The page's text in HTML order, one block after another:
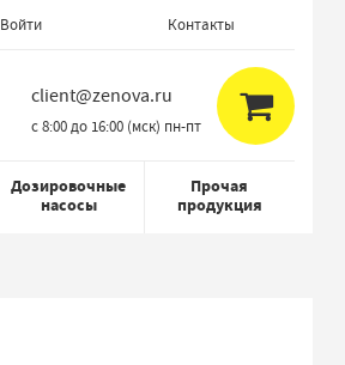
Войти Контакты
client@zenova.ru
c 8:00 до 16:00 (мск) пн-пт
Дозировочные
насосы
Прочая
продукция